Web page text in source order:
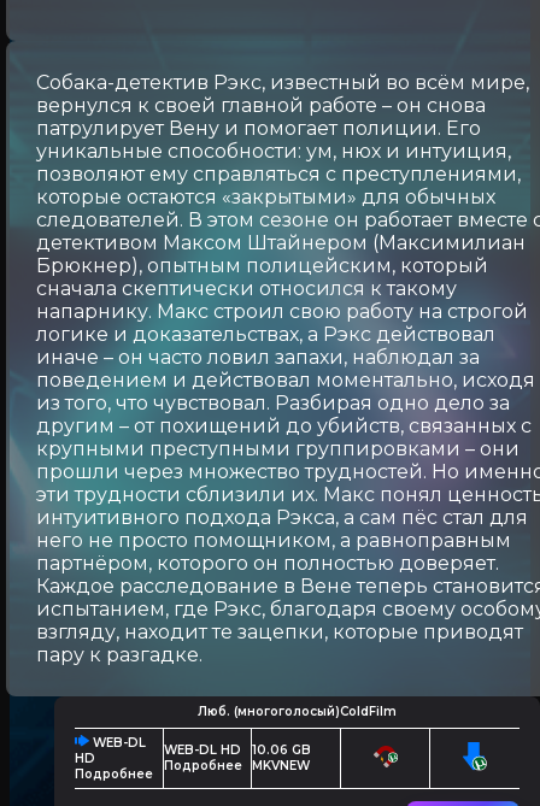
Собака-детектив Рэкс, известный во всём мире,
вернулся к своей главной работе – он снова
патрулирует Вену и помогает полиции. Его
уникальные способности: ум, нюх и интуиция,
позволяют ему справляться с преступлениями,
которые остаются «закрытыми» для обычных
следователей. В этом сезоне он работает вместе
детективом Максом Штайнером (Максимилиан
Брюкнер), опытным полицейским, который
сначала скептически относился к такому
напарнику. Макс строил свою работу на строгой
логике и доказательствах, а Рэкс действовал
иначе – он часто ловил запахи, наблюдал за
поведением и действовал моментально, исходя
из того, что чувствовал. Разбирая одно дело за
другим – от похищений до убийств, связанных с
крупными преступными группировками – они
прошли через множество трудностей. Но
эти трудности сблизили их. Макс понял
интуитивного подхода Рэкса, а сам пёс стал для
него не просто помощником, а равноправным
партнёром, которого он полностью доверяет.
Каждое расследование в Вене теперь
испытанием, где Рэкс, благодаря своему
взгляду, находит те зацепки, которые приводят
пару к разгадке.
WEB-DL
HD
Подробнее
Люб. (многоголосый)ColdFilm
WEB-DL HD
Подробнее
10.06 GB
MKVNEW